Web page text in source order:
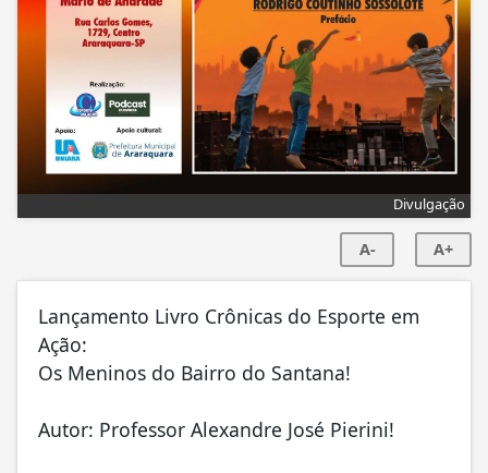
Divulgação
A- A+
Lançamento Livro Crônicas do Esporte em
Ação:
Os Meninos do Bairro do Santana!
Autor: Professor Alexandre José Pierini!